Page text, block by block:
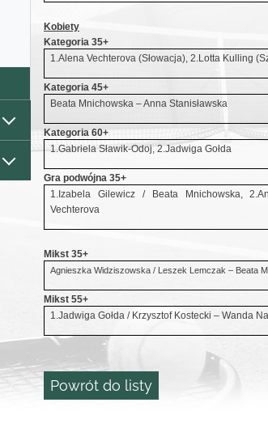
Kobiety
Kategoria 35+
1.Alena Vechterova (Słowacja), 2.Lotta Kulling
Kategoria 45+
Beata Mnichowska – Anna Stanisławska
Kategoria 60+
1.Gabriela Sławik-Odoj, 2.Jadwiga Gołda
Gra podwójna 35+
1.Izabela Gilewicz / Beata Mnichowska,
Vechterova
Mikst 35+
Agnieszka Widziszowska / Leszek Lemczak – Beata
Mikst 55+
1.Jadwiga Gołda / Krzysztof Kostecki – Wanda
Powrót do listy